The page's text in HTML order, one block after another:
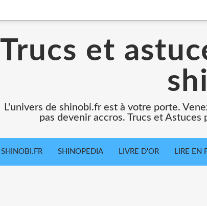
Trucs et
L'univers de shinobi.fr est à votre porte.
pas devenir accros. Trucs et
SHINOBI.FR SHINOPEDIA LIVRE D'OR LIRE EN